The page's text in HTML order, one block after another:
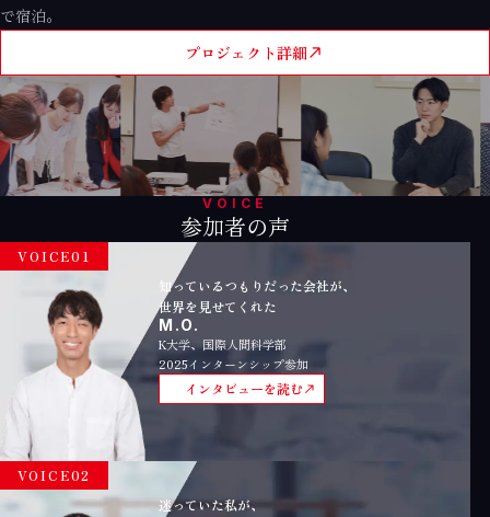
で宿泊。
プロジェクト詳細
VOICE
参加者の声
知っているつもりだった会社が、
世界を見せてくれた
M.O.
K大学、国際人間科学部
2025インターンシップ参加
インタビューを読む
VOICE01
迷っていた私が、
VOICE02